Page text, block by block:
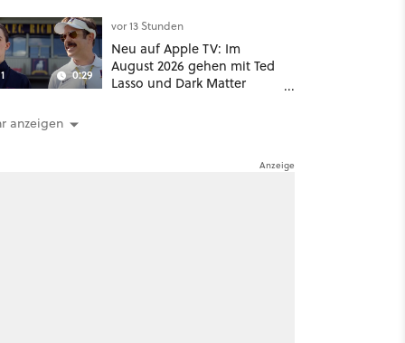
nützliches Map-Tool
0:29
vor 13 Stunden
Neu auf Apple TV: Im
August 2026 gehen mit Ted
Lasso und Dark Matter
anzeigen